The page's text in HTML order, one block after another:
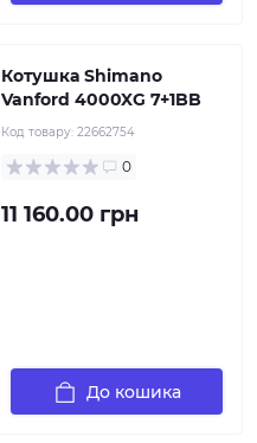
Котушка Shimano
Vanford 4000XG 7+1BB
Код товару: 22662754
0
11 160.00 грн
До кошика